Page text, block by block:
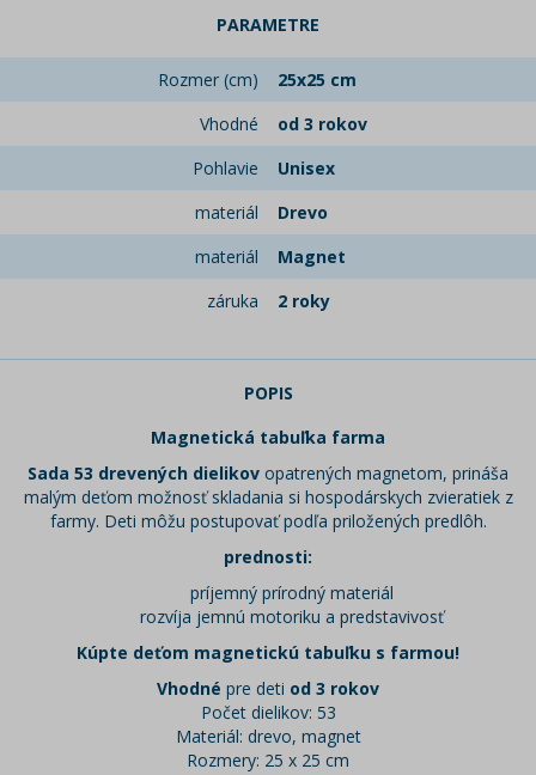
PARAMETRE
Rozmer (cm)
25x25 cm
Vhodné
od 3 rokov
Pohlavie
Unisex
materiál
Drevo
materiál
Magnet
záruka
2 roky
POPIS
Magnetická tabuľka farma
Sada 53 drevených dielikov opatrených magnetom, prináša
malým deťom možnosť skladania si hospodárskych zvieratiek z
farmy. Deti môžu postupovať podľa priložených predlôh.
prednosti:
príjemný prírodný materiál
rozvíja jemnú motoriku a predstavivosť
Kúpte deťom magnetickú tabuľku s farmou!
Vhodné pre deti od 3 rokov
Počet dielikov: 53
Materiál: drevo, magnet
Rozmery: 25 x 25 cm